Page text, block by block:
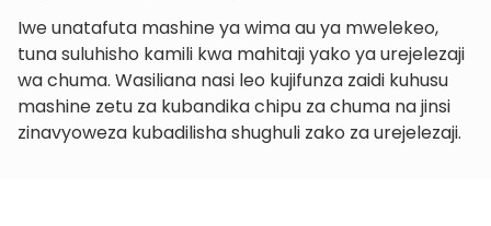
Iwe unatafuta mashine ya wima au ya mwelekeo,
tuna suluhisho kamili kwa mahitaji yako ya urejelezaji
wa chuma. Wasiliana nasi leo kujifunza zaidi kuhusu
mashine zetu za kubandika chipu za chuma na jinsi
zinavyoweza kubadilisha shughuli zako za urejelezaji.